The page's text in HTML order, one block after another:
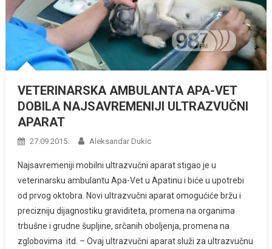
VETERINARSKA AMBULANTA APA-VET
DOBILA NAJSAVREMENIJI ULTRAZVUČNI
APARAT
27.09.2015. Aleksandar Dukic
Najsavremeniji mobilni ultrazvučni aparat stigao je u
veterinarsku ambulantu Apa-Vet u Apatinu i biće u upotrebi
od prvog oktobra. Novi ultrazvučni aparat omogućiće bržu i
precizniju dijagnostiku graviditeta, promena na organima
trbušne i grudne šupljine, srčanih oboljenja, promena na
zglobovima itd. – Ovaj ultrazvučni aparat služi za ultrazvučnu